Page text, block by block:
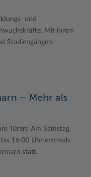
und
Mit ihrem
Studiengängen
– Mehr als
Türen: Am Samstag,
16:00 Uhr erstmals
statt.